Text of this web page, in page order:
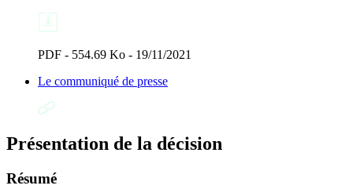
PDF - 554.69 Ko - 19/11/2021
Le communiqué de presse
Présentation de la décision
Résumé